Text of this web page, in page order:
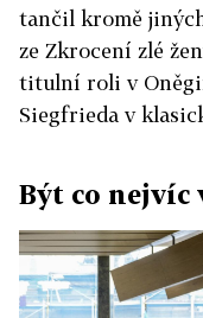
tančil kromě
ze Zkrocení zlé
titulní roli v
Siegfrieda v
Být co nejvíc